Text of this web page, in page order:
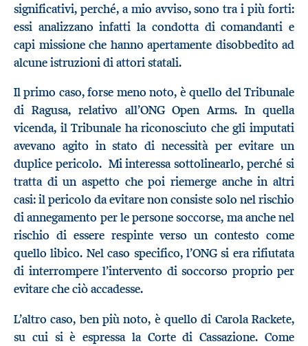
significativi, perché, a mio avviso, sono tra i più forti:
essi analizzano infatti la condotta di comandanti e
capi missione che hanno apertamente disobbedito ad
alcune istruzioni di attori statali.
Il primo caso, forse meno noto, è quello del Tribunale
di Ragusa, relativo all’ONG Open Arms. In quella
vicenda, il Tribunale ha riconosciuto che gli imputati
avevano agito in stato di necessità per evitare un
duplice pericolo. Mi interessa sottolinearlo, perché si
tratta di un aspetto che poi riemerge anche in altri
casi: il pericolo da evitare non consiste solo nel rischio
di annegamento per le persone soccorse, ma anche nel
rischio di essere respinte verso un contesto come
quello libico. Nel caso specifico, l’ONG si era rifiutata
di interrompere l’intervento di soccorso proprio per
evitare che ciò accadesse.
L’altro caso, ben più noto, è quello di Carola Rackete,
su cui si è espressa la Corte di Cassazione. Come